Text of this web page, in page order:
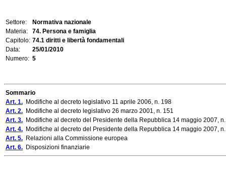
Settore:
Normativa nazionale
Materia:
74. Persona e famiglia
Capitolo: 74.1 diritti e libertà fondamentali
Data:
25/01/2010
Numero: 5
Sommario
Art. 1. Modifiche al decreto legislativo 11 aprile 2006, n. 198
Art. 2. Modifiche al decreto legislativo 26 marzo 2001, n. 151
Art. 3. Modifiche al decreto del Presidente della Repubblica 14 maggio 2007,
Art. 4. Modifiche al decreto del Presidente della Repubblica 14 maggio 2007,
Art. 5. Relazioni alla Commissione europea
Art. 6. Disposizioni finanziarie